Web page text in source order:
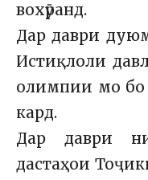
вохӯранд.
Дар даври дуюм
Истиқлоли
олимпии мо бо
кард.
Дар даври
дастаҳои